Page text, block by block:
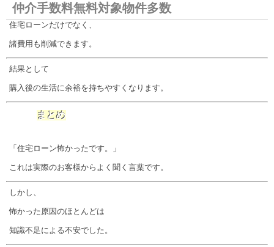
仲介手数料無料対象物件多数
住宅ローンだけでなく、
諸費用も削減できます。
結果として
購入後の生活に余裕を持ちやすくなります。
まとめ
「住宅ローン怖かったです。」
これは実際のお客様からよく聞く言葉です。
しかし、
怖かった原因のほとんどは
知識不足による不安でした。